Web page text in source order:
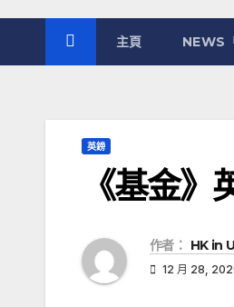
主頁 NEWS
英鎊
《基金
作者： HK in
12 月 28,